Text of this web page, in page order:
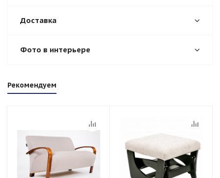
Доставка
Фото в интерьере
Рекомендуем